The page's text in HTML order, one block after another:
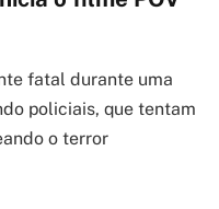
fatal durante uma
policiais, que tentam
o terror